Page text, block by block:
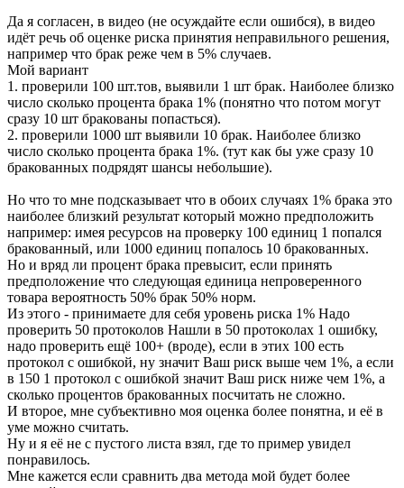
Да я согласен, в видео (не осуждайте если ошибся), в видео
идёт речь об оценке риска принятия неправильного решения,
например что брак реже чем в 5% случаев.
Мой вариант
1. проверили 100 шт.тов, выявили 1 шт брак. Наиболее близко
число сколько процента брака 1% (понятно что потом могут
сразу 10 шт бракованы попасться).
2. проверили 1000 шт выявили 10 брак. Наиболее близко
число сколько процента брака 1%. (тут как бы уже сразу 10
бракованных подрядят шансы небольшие).
Но что то мне подсказывает что в обоих случаях 1% брака это
наиболее близкий результат который можно предположить
например: имея ресурсов на проверку 100 единиц 1 попался
бракованный, или 1000 единиц попалось 10 бракованных.
Но и вряд ли процент брака превысит, если принять
предположение что следующая единица непроверенного
товара вероятность 50% брак 50% норм.
Из этого - принимаете для себя уровень риска 1% Надо
проверить 50 протоколов Нашли в 50 протоколах 1 ошибку,
надо проверить ещё 100+ (вроде), если в этих 100 есть
протокол с ошибкой, ну значит Ваш риск выше чем 1%, а если
в 150 1 протокол с ошибкой значит Ваш риск ниже чем 1%, а
сколько процентов бракованных посчитать не сложно.
И второе, мне субъективно моя оценка более понятна, и её в
уме можно считать.
Ну и я её не с пустого листа взял, где то пример увидел
понравилось.
Мне кажется если сравнить два метода мой будет более